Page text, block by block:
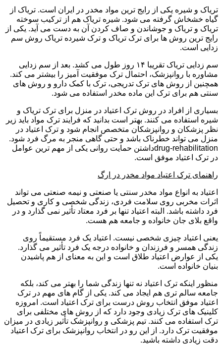
تریاک و شیره یکی از رایج ترین مواد مخدر در ایران است. تریاک از
گیاه خشخاش گرفته می شود. شیره تریاک هم از ترکیب سوخته
تریاک و تریاک و جوشاندن و صاف کردن آن به دست می آید. یکی از
رایج ترین روش ها برای ترک تریاک و ترک شیرده تریاک روش سم
زدایی است.
سم زدایی تریاک تقریبا ۱۴ روز طول می کشد. بعد از سم زدایی
مشاوره با روانپزشک، احتمال ترک موفقیت آمیز را بیشتر می کند.
همچنین از روش های ترک تدریجی، ترک با کمک دارو و روش های
سنتی هم برای ترک این ماده مخدر استفاده می شود.
بسیاری از افراد در روش ترک اعتیاد در منزل برای ترک تریاک و
شیره استفاده می کنند. بهتر است بدانید که فرایند ترک مواد باید زیر
نظر پزشکان و روانپزشکان متخصص انجام شود و ترک اعتیاد در
منزل می تواند خطرناک باشد و حتی گاهی منجر به مرگ فرد شود.
drug-rehabilitationداشتن حمایت روانی یکی از مهم ترین عوامل
در ترک اعتیاد موفق است.
راهنمای ترک اعتیاد مواد مخدر در ارگ
اعتیاد به انواع مواد مخدر سنتی یا صنعتی و نیمه صنعتی می تواند
اثرات مخربی روی سلامت فردی، زندگی شخصی و کاری و تحصیل
فرد داشته باشد. البته اعتیاد تنها بر فرد معتاد تأثیر نمی گذارد و در
واقع بلای جان خانواده و جامعه هم هست.
یعنی اعتیاد چیزی شخصی نیست. اعتیاد یک فرد مستقیماً روی
زندگی همسر و فرزندان و خانواده درجه یک فرد تأثیر می گذارد.
یکی از عوارض اعتیاد طلاق است و این به معنای از هم پاشیدن
بنیان خانواده است.
منظور اینکه ترک اعتیاد نه تنها زندگی شما را بهتر می کند، بلکه
جامعه سالم تری هم ایجاد می کند. یکی از گام های مهم در ترک
اعتیاد موفق انتخاب روش درست برای ترک اعتیاد است. امروزه
کلینیک های ترک زیادی وجود دارد که از روش های مختلفی برای
ترک استفاده می کنند. تیم پزشکی و روانپزشک تأثیر زیادی در میزان
موفقیت ترک دارد. از این رو در انتخاب روانپزشک برای ترک اعتیاد
دقت زیادی داشته باشید.